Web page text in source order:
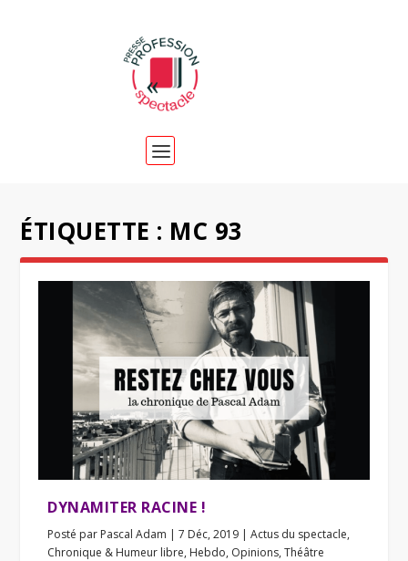
ÉTIQUETTE : MC 93
DYNAMITER RACINE !
Posté par Pascal Adam |7 Déc, 2019 |Actus du spectacle,
Chronique & Humeur libre, Hebdo, Opinions,Théâtre